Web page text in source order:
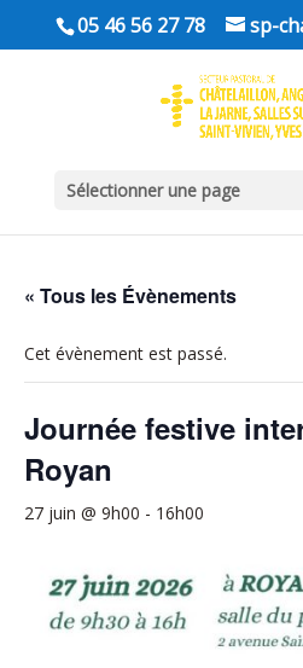
05 46 56 27 78 sp-
Sélectionner une page
« Tous les Évènements
Cet évènement est passé.
Journée festive
Royan
27 juin @ 9h00 - 16h00